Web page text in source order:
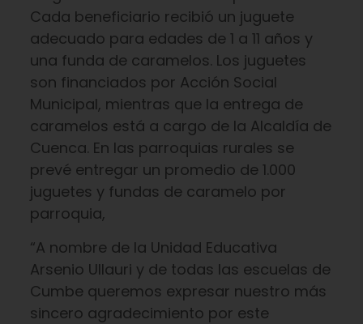
Cada beneficiario recibió un juguete
adecuado para edades de 1 a 11 años y
una funda de caramelos. Los juguetes
son financiados por Acción Social
Municipal, mientras que la entrega de
caramelos está a cargo de la Alcaldía de
Cuenca. En las parroquias rurales se
prevé entregar un promedio de 1.000
juguetes y fundas de caramelo por
parroquia,
“A nombre de la Unidad Educativa
Arsenio Ullauri y de todas las escuelas de
Cumbe queremos expresar nuestro más
sincero agradecimiento por este